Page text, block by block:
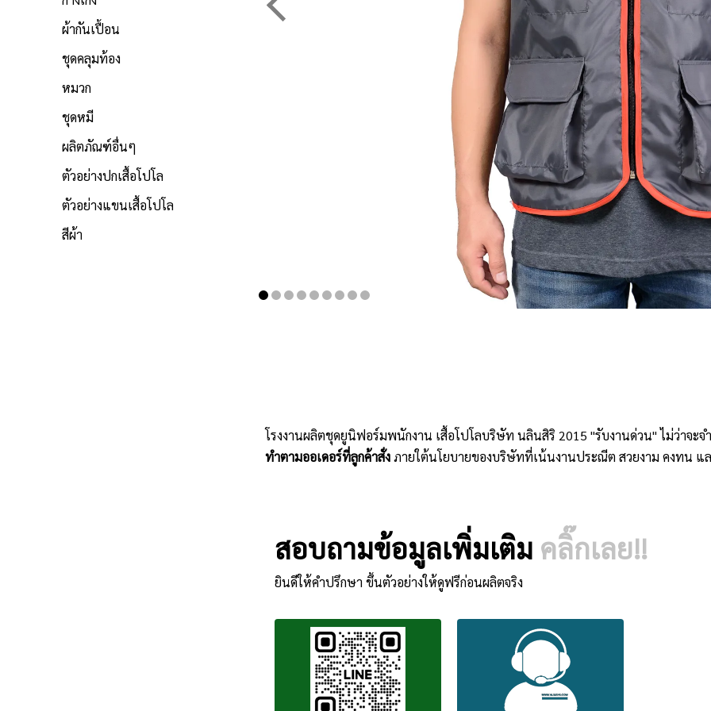
ผ้ากันเปื้อน
ชุดคลุมท้อง
หมวก
ชุดหมี
ผลิตภัณฑ์อื่นๆ
ตัวอย่างปกเสื้อโปโล
ตัวอย่างแขนเสื้อโปโล
สีผ้า
โรงงานผลิตชุดยูนิฟอร์มพนักงาน เสื้อโปโลบริษัท นลินสิริ 2015 "รับงานด่วน" ไม่ว่าจะ
ทำตามออเดอร์ที่ลูกค้าสั่งภายใต้นโยบายของบริษัทที่เน้นงานประณีต สวยงาม คงทน แล
สอบถามข้อมูลเพิ่มเติม คลิ๊กเลย!!
ยินดีให้คำปรึกษา ขึ้นตัวอย่างให้ดูฟรีก่อนผลิตจริง